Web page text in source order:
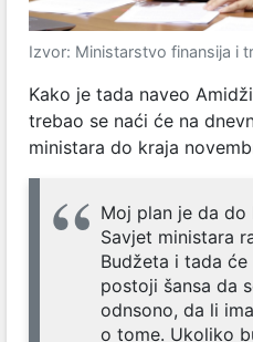
Izvor: Ministarstvo finansija i
Kako je tada naveo
trebao se naći će na
ministara do kraja
Moj plan je da do
Savjet ministara
Budžeta i tada
postoji šansa da
odnsono, da li
o tome. Ukoliko